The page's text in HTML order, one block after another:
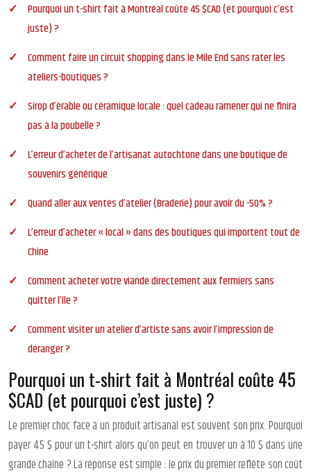
Pourquoi un t-shirt fait à Montréal coûte 45 $CAD (et pourquoi c’est
juste) ?
Comment faire un circuit shopping dans le Mile End sans rater les
ateliers-boutiques ?
Sirop d’érable ou céramique locale : quel cadeau ramener qui ne finira
pas à la poubelle ?
L’erreur d’acheter de l’artisanat autochtone dans une boutique de
souvenirs générique
Quand aller aux ventes d’atelier (Braderie) pour avoir du -50% ?
L’erreur d’acheter « local » dans des boutiques qui importent tout de
Chine
Comment acheter votre viande directement aux fermiers sans
quitter l’île ?
Comment visiter un atelier d’artiste sans avoir l’impression de
déranger ?
Pourquoi un t-shirt fait à Montréal coûte 45
$CAD (et pourquoi c’est juste) ?
Le premier choc face à un produit artisanal est souvent son prix. Pourquoi
payer 45 $ pour un t-shirt alors qu’on peut en trouver un à 10 $ dans une
grande chaîne ? La réponse est simple : le prix du premier reflète son coût